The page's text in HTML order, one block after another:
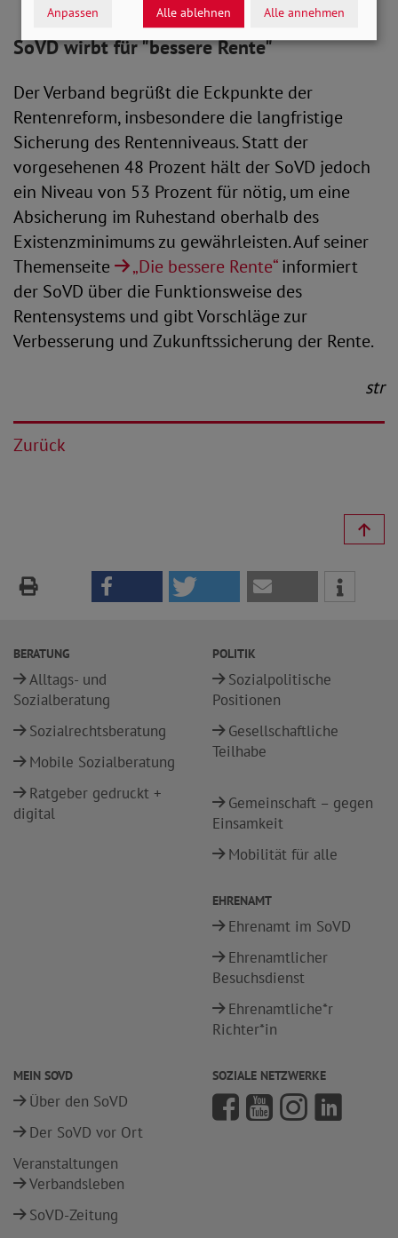
SoVD wirbt für "bessere Rente"
Der Verband begrüßt die Eckpunkte der
Rentenreform, insbesondere die langfristige
Sicherung des Rentenniveaus. Statt der
vorgesehenen 48 Prozent hält der SoVD jedoch
ein Niveau von 53 Prozent für nötig, um eine
Absicherung im Ruhestand oberhalb des
Existenzminimums zu gewährleisten. Auf seiner
Themenseite
„Die bessere Rente“informiert
der SoVD über die Funktionsweise des
Rentensystems und gibt Vorschläge zur
Verbesserung und Zukunftssicherung der Rente.
str
Zurück
BERATUNG
Alltags- und
Sozialberatung
Sozialrechtsberatung
Mobile Sozialberatung
Ratgeber gedruckt +
digital
POLITIK
Sozialpolitische
Positionen
Gesellschaftliche
Teilhabe
Gemeinschaft – gegen
Einsamkeit
Mobilität für alle
EHRENAMT
Ehrenamt im SoVD
Ehrenamtlicher
Besuchsdienst
Ehrenamtliche*r
Richter*in
MEIN SOVD
Über den SoVD
Der SoVD vor Ort
Veranstaltungen
Verbandsleben
SoVD-Zeitung
SOZIALE NETZWERKE
Anpassen Alle ablehnen Alle annehmen